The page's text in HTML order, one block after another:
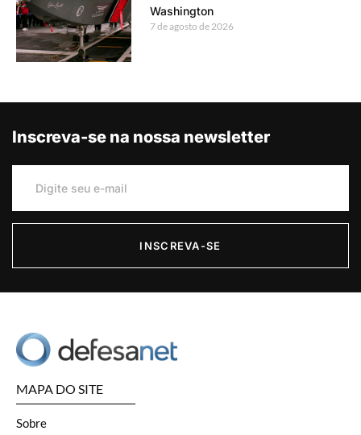
Washington
7 de agosto de 2026
Inscreva-se na nossa newsletter
INSCREVA-SE
MAPA DO SITE
Sobre